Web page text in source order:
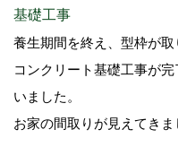
基礎工事
養生期間を終え、型枠が取
コンクリート基礎工事が
いました。
お家の間取りが見えてきま